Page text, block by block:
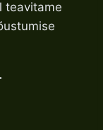
teavitame